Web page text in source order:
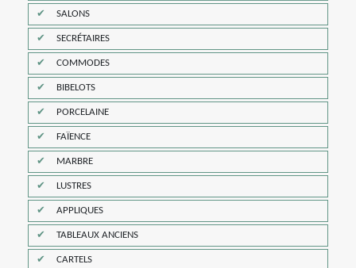
SALONS
SECRÉTAIRES
COMMODES
BIBELOTS
PORCELAINE
FAÏENCE
MARBRE
LUSTRES
APPLIQUES
TABLEAUX ANCIENS
CARTELS